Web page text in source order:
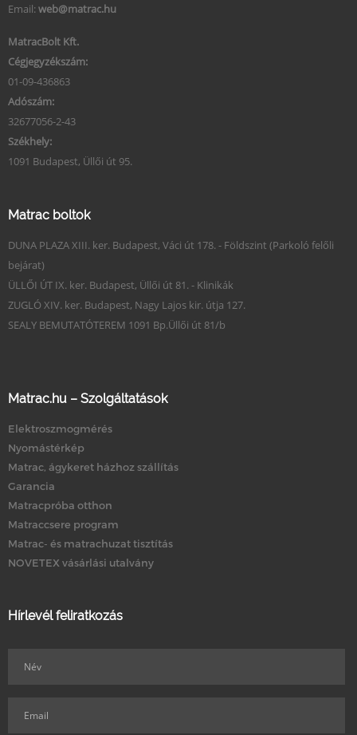
Email: web@matrac.hu
MatracBolt Kft.
Cégjegyzékszám:
01-09-436863
Adószám:
32677056-2-43
Székhely:
1091 Budapest, Üllői út 95.
Matrac boltok
DUNA PLAZA XIII. ker. Budapest, Váci út 178. - Földszint (Parkoló felőli
bejárat)
ÜLLŐI ÚT IX. ker. Budapest, Üllői út 81. - Klinikák
ZUGLÓ XIV. ker. Budapest, Nagy Lajos kir. útja 127.
SEALY BEMUTATÓTEREM 1091 Bp.Üllői út 81/b
Matrac.hu – Szolgáltatások
Elektroszmogmérés
Nyomástérkép
Matrac, ágykeret házhoz szállítás
Garancia
Matracpróba otthon
Matraccsere program
Matrac- és matrachuzat tisztítás
NOVETEX vásárlási utalvány
Hírlevél feliratkozás